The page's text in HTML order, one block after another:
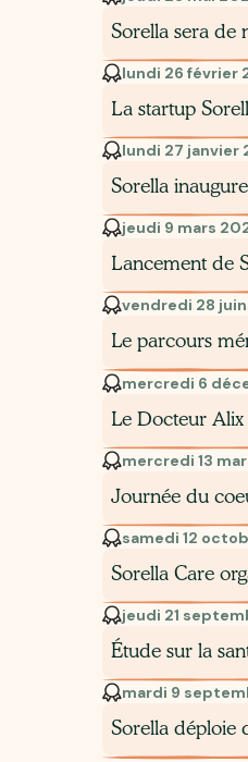
Sorella sera de
lundi 26 février
La start­up
lundi 27 janvier
Sorella
jeudi 9 mars
Lancement de
vendredi 28
Le parcours
mercredi 6
Le Docteur Alix
mercredi 13
Journée du
samedi 12
Sorella Care
jeudi 21
Étude sur la
mardi 9
Sorella déploie